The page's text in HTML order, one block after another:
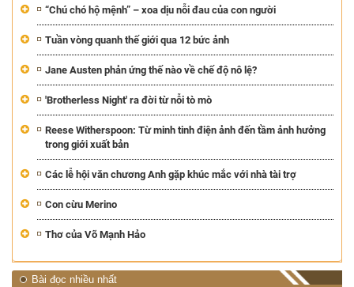
“Chú chó hộ mệnh” – xoa dịu nỗi đau của con người
Tuần vòng quanh thế giới qua 12 bức ảnh
Jane Austen phản ứng thế nào về chế độ nô lệ?
'Brotherless Night' ra đời từ nỗi tò mò
Reese Witherspoon: Từ minh tinh điện ảnh đến tầm ảnh hưởng
trong giới xuất bản
Các lễ hội văn chương Anh gặp khúc mắc với nhà tài trợ
Con cừu Merino
Thơ của Võ Mạnh Hảo
Bài đọc nhiều nhất